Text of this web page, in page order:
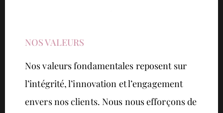
NOS VALEURS
Nos valeurs fondamentales reposent sur
l’intégrité, l’innovation et l’engagement
envers nos clients. Nous nous efforçons de